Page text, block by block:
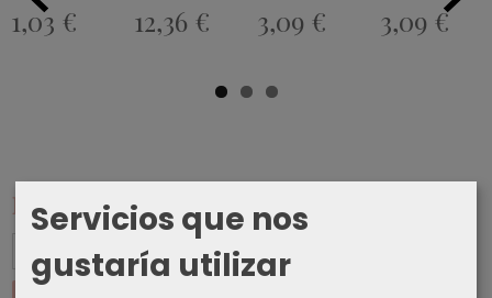
Marcas
1,03 € 12,36 € 3,09 € 3,09 €
Servicios que nos
gustaría utilizar